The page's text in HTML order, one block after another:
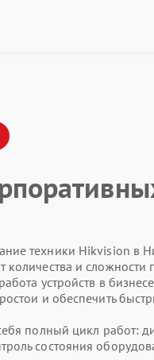
техники Hikvision в
количества и
устройств в
и обеспечить
полный цикл работ:
состояния